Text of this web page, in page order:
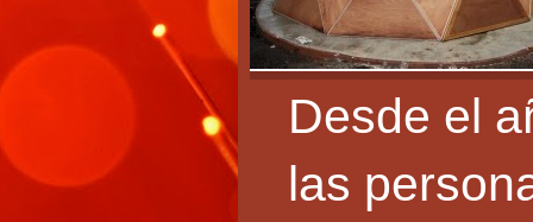
Desde el
las